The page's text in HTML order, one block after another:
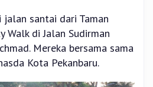
jalan santai dari Taman
Walk di Jalan Sudirman
Mereka bersama sama
Kota Pekanbaru.